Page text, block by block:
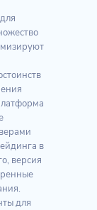
в
версия
для